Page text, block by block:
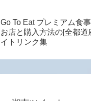
Go To Eat プレミアム食
お店と購入方法の[全都道
イトリンク集